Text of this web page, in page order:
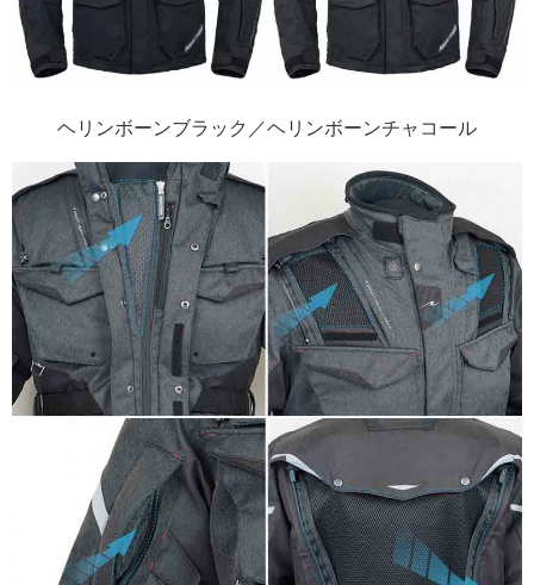
ヘリンボーンブラック／ヘリンボーンチャコール